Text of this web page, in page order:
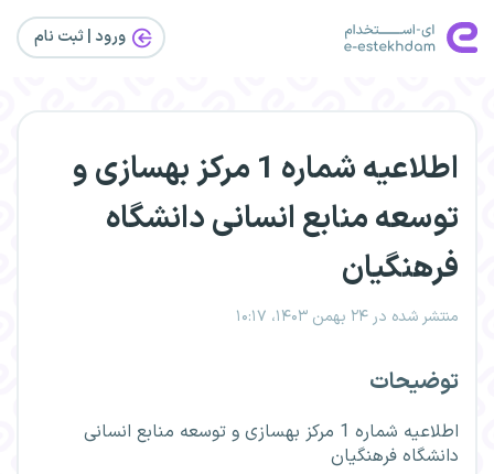
ورود | ثبت‌ نام
اطلاعیه شماره 1 مرکز بهسازی و
توسعه منابع انسانی دانشگاه
فرهنگیان
منتشر شده در ۲۴ بهمن ۱۴۰۳، ۱۰:۱۷
توضیحات
اطلاعیه شماره 1 مرکز بهسازی و توسعه منابع انسانی
دانشگاه فرهنگیان